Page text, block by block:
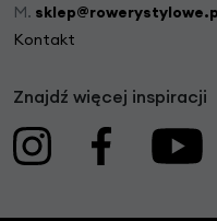
M.
Kontakt
Znajdź więcej inspiracji